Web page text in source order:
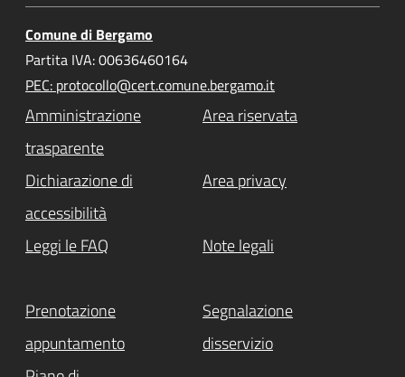
Comune di Bergamo
Partita IVA: 00636460164
PEC: protocollo@cert.comune.bergamo.it
Amministrazione
trasparente
Area riservata
Dichiarazione di
accessibilità
Area privacy
Leggi le FAQ Note legali
Prenotazione
appuntamento
Segnalazione
disservizio